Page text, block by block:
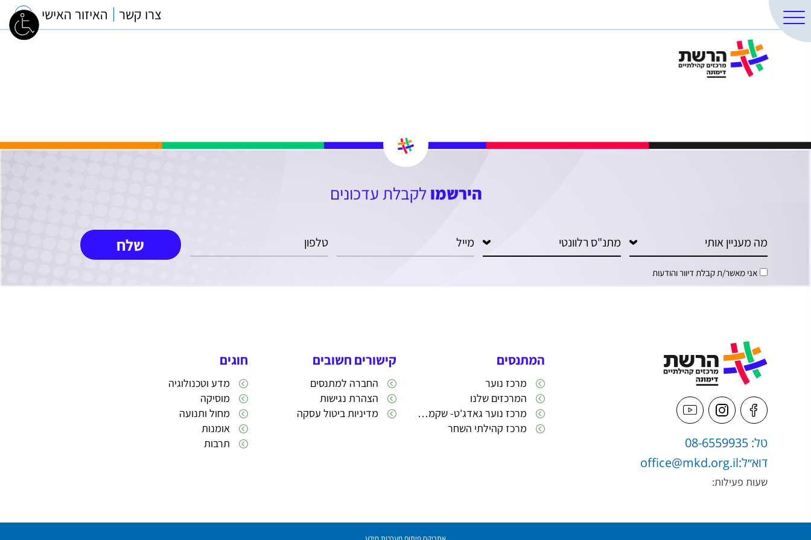
צרו קשר האיזור האישי
הירשמו לקבלת עדכונים
אני מאשר/ת קבלת דיוור והודעות
טל: 08-6559935
דוא״ל:office@mkd.org.il
שעות פעילות:
המתנסים
מרכז נוער
המרכזים שלנו
מרכז נוער גאדג'ט- שקמה 22
מרכז קהילתי השחר
קישורים חשובים
החברה למתנסים
הצהרת נגישות
מדיניות ביטול עסקה
חוגים
מדע וטכנולוגיה
מוסיקה
מחול ותנועה
אומנות
תרבות